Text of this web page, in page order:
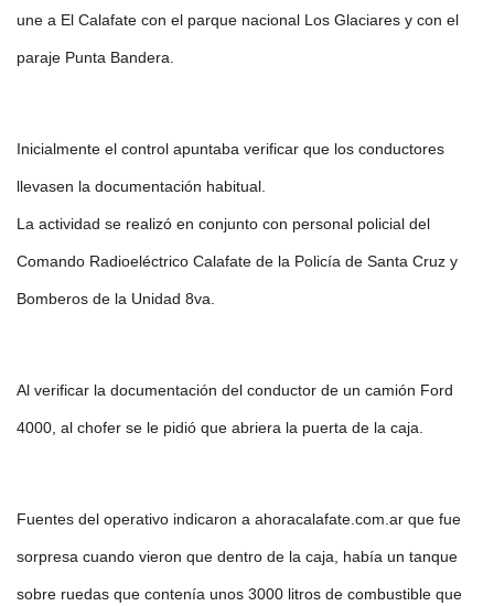
une a El Calafate con el parque nacional Los Glaciares y con el
paraje Punta Bandera.
Inicialmente el control apuntaba verificar que los conductores
llevasen la documentación habitual.
La actividad se realizó en conjunto con personal policial del
Comando Radioeléctrico Calafate de la Policía de Santa Cruz y
Bomberos de la Unidad 8va.
Al verificar la documentación del conductor de un camión Ford
4000, al chofer se le pidió que abriera la puerta de la caja.
Fuentes del operativo indicaron a ahoracalafate.com.ar que fue
sorpresa cuando vieron que dentro de la caja, había un tanque
sobre ruedas que contenía unos 3000 litros de combustible que